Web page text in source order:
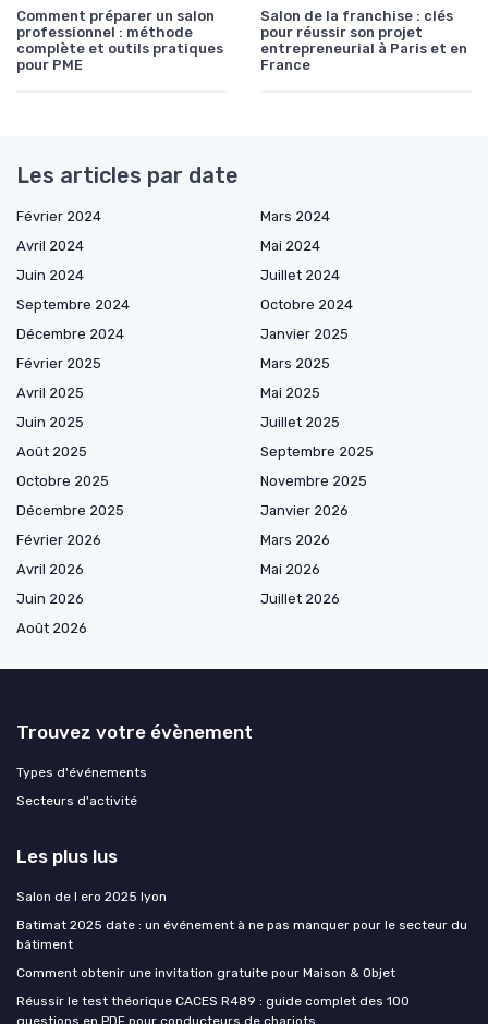
Comment préparer un salon
professionnel : méthode
complète et outils pratiques
pour PME
Salon de la franchise : clés
pour réussir son projet
entrepreneurial à Paris et en
France
Les articles par date
Février 2024
Mars 2024
Avril 2024
Mai 2024
Juin 2024
Juillet 2024
Septembre 2024
Octobre 2024
Décembre 2024
Janvier 2025
Février 2025
Mars 2025
Avril 2025
Mai 2025
Juin 2025
Juillet 2025
Août 2025
Septembre 2025
Octobre 2025
Novembre 2025
Décembre 2025
Janvier 2026
Février 2026
Mars 2026
Avril 2026
Mai 2026
Juin 2026
Juillet 2026
Août 2026
Trouvez votre évènement
Types d'événements
Secteurs d'activité
Les plus lus
Salon de l ero 2025 lyon
Batimat 2025 date : un événement à ne pas manquer pour le secteur du
bâtiment
Comment obtenir une invitation gratuite pour Maison & Objet
Réussir le test théorique CACES R489 : guide complet des 100
questions en PDF pour conducteurs de chariots
Ce site utilise des cookies et vous donne le contrôle sur ceux que
vous souhaitez activer